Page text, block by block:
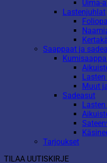
Uima-
Lastenjuhlat
Saappaat ja
Muut
Sadeasut
Tarjoukset
TILAA UUTISKIRJE